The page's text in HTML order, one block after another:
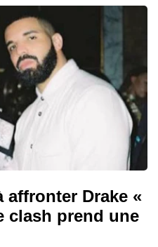
affronter Drake «
clash prend une